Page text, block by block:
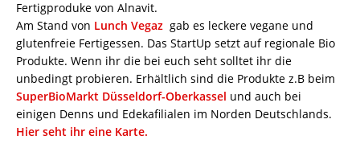
Fertigproduke von Alnavit.
Am Stand von Lunch Vegaz gab es leckere vegane und
glutenfreie Fertigessen. Das StartUp setzt auf regionale Bio
Produkte. Wenn ihr die bei euch seht solltet ihr die
unbedingt probieren. Erhältlich sind die Produkte z.B beim
SuperBioMarkt Düsseldorf-Oberkassel und auch bei
einigen Denns und Edekafilialen im Norden Deutschlands.
Hier seht ihr eine Karte.